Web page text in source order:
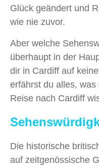
Glück geändert und
wie nie zuvor.
Aber welche
überhaupt in der
dir in Cardiff auf
erfährst du alles,
Reise nach Cardiff
Die historische
auf zeitgenössische